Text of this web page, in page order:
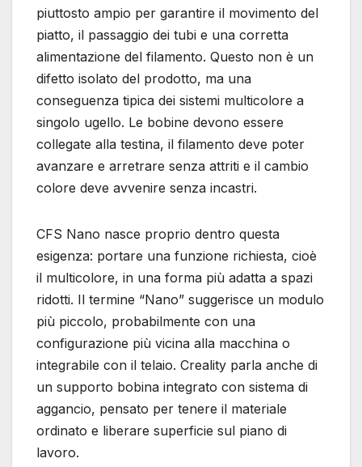
piuttosto ampio per garantire il movimento del
piatto, il passaggio dei tubi e una corretta
alimentazione del filamento. Questo non è un
difetto isolato del prodotto, ma una
conseguenza tipica dei sistemi multicolore a
singolo ugello. Le bobine devono essere
collegate alla testina, il filamento deve poter
avanzare e arretrare senza attriti e il cambio
colore deve avvenire senza incastri.
CFS Nano nasce proprio dentro questa
esigenza: portare una funzione richiesta, cioè
il multicolore, in una forma più adatta a spazi
ridotti. Il termine “Nano” suggerisce un modulo
più piccolo, probabilmente con una
configurazione più vicina alla macchina o
integrabile con il telaio. Creality parla anche di
un supporto bobina integrato con sistema di
aggancio, pensato per tenere il materiale
ordinato e liberare superficie sul piano di
lavoro.